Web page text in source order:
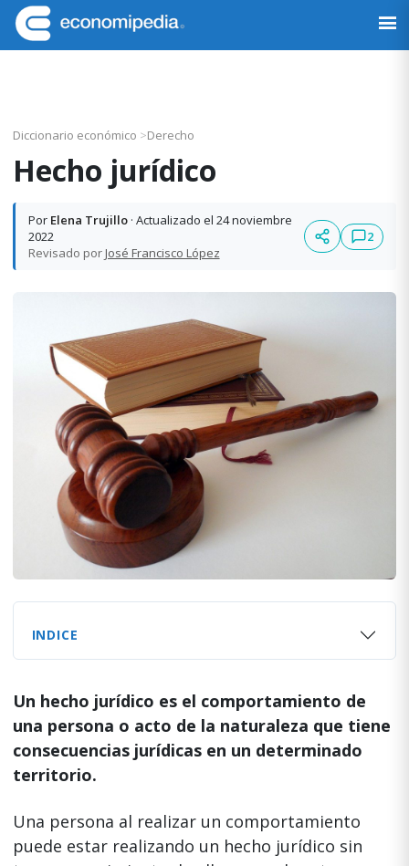
Saltar
a
la
Saltar
al
contenido
Saltar
a
la
Saltar
al
pie
Economipedia
Haciendo
Diccionario económico >Derecho
Hecho jurídico
Por Elena Trujillo· Actualizado el 24 noviembre
2022
Revisado porJosé Francisco López
2
INDICE
Un hecho jurídico es el comportamiento de
una persona o acto de la naturaleza que tiene
consecuencias jurídicas en un determinado
territorio.
Una persona al realizar un comportamiento
puede estar realizando un hecho jurídico sin